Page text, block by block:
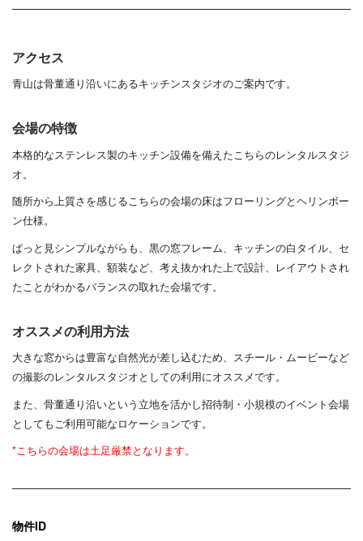
アクセス
青山は骨董通り沿いにあるキッチンスタジオのご案内です。
会場の特徴
本格的なステンレス製のキッチン設備を備えたこちらのレンタルスタジ
オ。
随所から上質さを感じるこちらの会場の床はフローリングとヘリンボー
ン仕様。
ぱっと見シンプルながらも、黒の窓フレーム、キッチンの白タイル、セ
レクトされた家具、額装など、 考え抜かれた上で設計、レイアウトされ
たことがわかるバランスの取れた会場です。
オススメの利用方法
大きな窓からは豊富な自然光が差し込むため、スチール・ムービーなど
の撮影のレンタルスタジオとしての利用にオススメです。
また、骨董通り沿いという立地を活かし招待制・小規模のイベント会場
としてもご利用可能なロケーションです。
*こちらの会場は土足厳禁となります。
物件ID